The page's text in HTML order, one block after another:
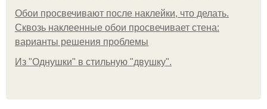
Обои просвечивают после наклейки, что делать.
Сквозь наклеенные обои просвечивает стена:
варианты решения проблемы
Из "Однушки" в стильную "двушку".